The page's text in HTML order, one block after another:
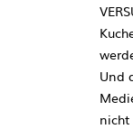
Und
nicht